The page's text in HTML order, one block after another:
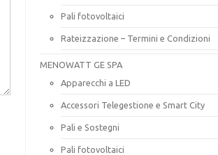
Pali fotovoltaici
Rateizzazione – Termini e Condizioni
MENOWATT GE SPA
Apparecchi a LED
Accessori Telegestione e Smart City
Pali e Sostegni
Pali fotovoltaici